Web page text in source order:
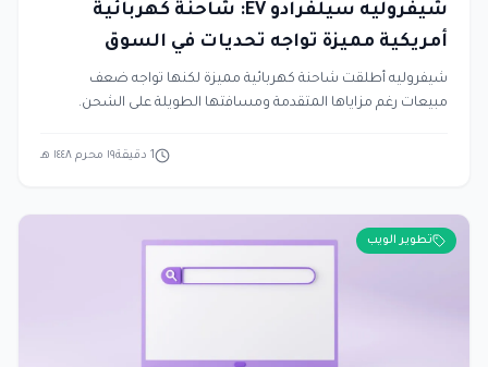
شيفروليه سيلفرادو EV: شاحنة كهربائية
أمريكية مميزة تواجه تحديات في السوق
شيفروليه أطلقت شاحنة كهربائية مميزة لكنها تواجه ضعف
مبيعات رغم مزاياها المتقدمة ومسافتها الطويلة على الشحن.
١٩ محرم ١٤٤٨ هـ 1 دقيقة
تطوير الويب